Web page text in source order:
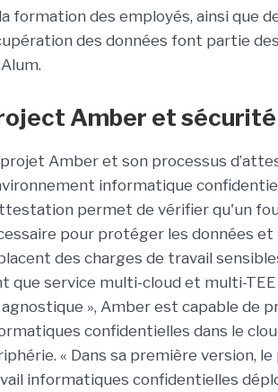
formation des employés, ainsi que
des données font partie
Amber et sécurité
Amber et son processus
informatique
permet de vérifier qu'un
pour protéger les données
des charges de travail
que service multi-cloud et multi-
agnostique », Amber est capable de
confidentielles dans le
« Dans sa première version,
informatiques confidentielles